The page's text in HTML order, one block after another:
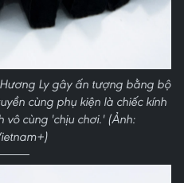
Ly gây ấn tượng bằng bộ
cùng phụ kiện là chiếc kính
vô cùng 'chịu chơi.' (Ảnh: